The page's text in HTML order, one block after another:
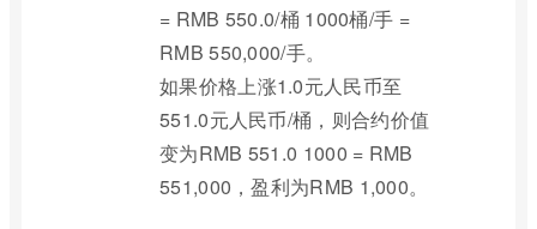
= RMB 550.0/桶 1000桶/手 =
RMB 550,000/手。
如果价格上涨1.0元人民币至
551.0元人民币/桶，则合约价值
变为RMB 551.0 1000 = RMB
551,000，盈利为RMB 1,000。